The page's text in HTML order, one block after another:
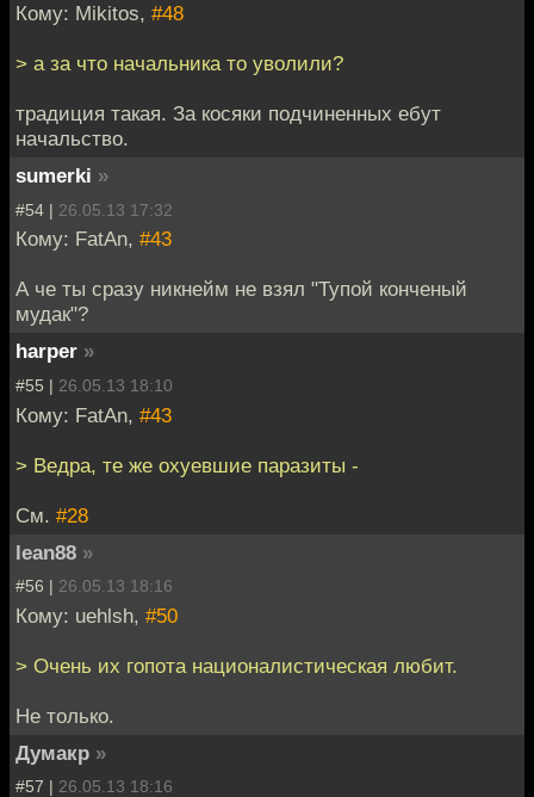
Кому: Mikitos, #48
> а за что начальника то уволили?
традиция такая. За косяки подчиненных ебут
начальство.
sumerki »
#54 | 26.05.13 17:32
Кому: FatAn, #43
А че ты сразу никнейм не взял "Тупой конченый
мудак"?
harper »
#55 | 26.05.13 18:10
Кому: FatAn, #43
> Ведра, те же охуевшие паразиты -
См. #28
lean88 »
#56 | 26.05.13 18:16
Кому: uehlsh, #50
> Очень их гопота националистическая любит.
Не только.
Думакр »
#57 | 26.05.13 18:16